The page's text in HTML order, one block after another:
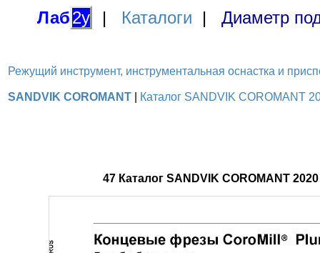
Лаб2у | Каталоги | Диаметр
Режущий инструмент, инструментальная оснастка и
SANDVIK COROMANT Каталог SANDVIK COROMANT
47 Каталог SANDVIK COROMANT